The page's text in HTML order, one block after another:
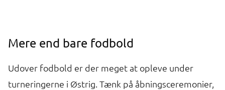
Mere end bare fodbold
Udover fodbold er der meget at opleve under
turneringerne i Østrig. Tænk på åbningsceremonier,